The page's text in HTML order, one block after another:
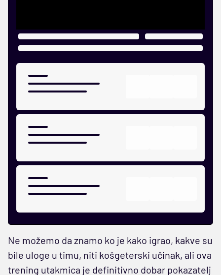
Ne možemo da znamo ko je kako igrao, kakve su
bile uloge u timu, niti košgeterski učinak, ali ova
trening utakmica je definitivno dobar pokazatelj